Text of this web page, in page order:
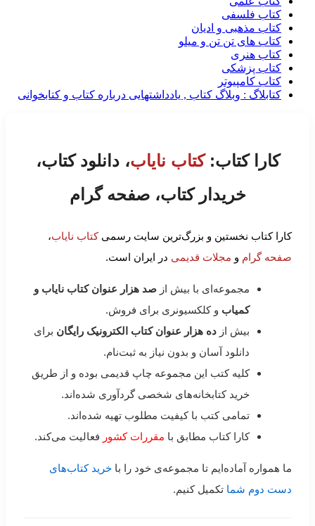
کتاب فلسفی
کتاب مذهبی و ادیان
کتاب های تن تن و میلو
کتاب هنری
کتاب پزشکی
کتاب کامپیوتر
کتابلاگ : وبلاگ کتاب , یادداشتهایی درباره کتاب و کتابخوانی
کارا کتاب:کتاب نایاب، دانلود کتاب،
خریدار کتاب، صفحه گرام
کارا کتاب نخستین و بزرگ‌ترین سایت رسمیکتاب نایاب،
صفحه گرام و مجلات قدیمی در ایران است.
مجموعه‌ای با بیش از صد هزار عنوان کتاب نایاب و
کمیاب و کلکسیونری برای فروش.
بیش از ده هزار عنوان کتاب الکترونیک رایگان برای
دانلود آسان و بدون نیاز به ثبت‌نام.
کلیه کتب این مجموعه چاپ قدیمی بوده و از طریق
خرید کتابخانه‌های شخصی گردآوری شده‌اند.
تمامی کتب با کیفیت مطلوب تهیه شده‌اند.
کارا کتاب مطابق با مقررات کشور فعالیت می‌کند.
ما همواره آماده‌ایم تا مجموعه‌ی خود را با خرید کتاب‌های
دست دوم شما تکمیل کنیم.